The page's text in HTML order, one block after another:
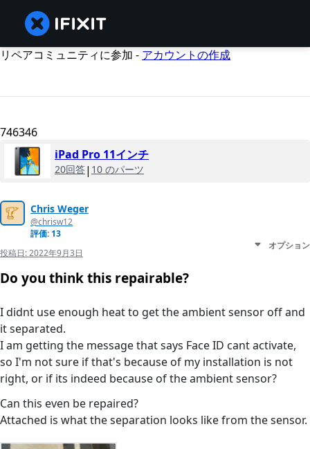
リペアコミュニティに参加 - アカウントの作成
746346
iPad Pro 11インチ
20回答| 10 のパーツ
Chris Weger
@chrisw12
評価: 13
投稿日:2022年9月3日
オプション
Do you think this repairable?
I didnt use enough heat to get the ambient sensor off and
it separated.
I am getting the message that says Face ID cant activate,
so I'm not sure if that's because of my installation is not
right, or if its indeed because of the ambient sensor?
Can this even be repaired?
Attached is what the separation looks like from the sensor.